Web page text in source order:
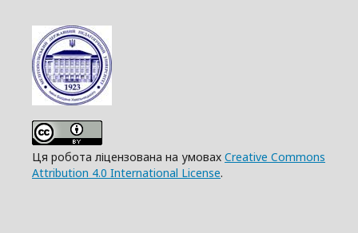
Ця робота ліцензована на умовах Creative Commons
Attribution 4.0 International License.